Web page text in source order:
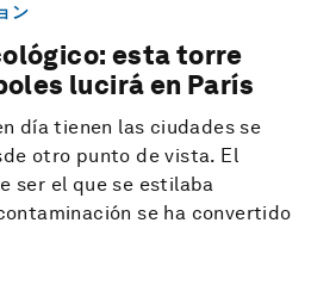
ン
esta torre
lucirá en París
día tienen las ciudades se
otro punto de vista. El
ser el que se estilaba
se ha convertido